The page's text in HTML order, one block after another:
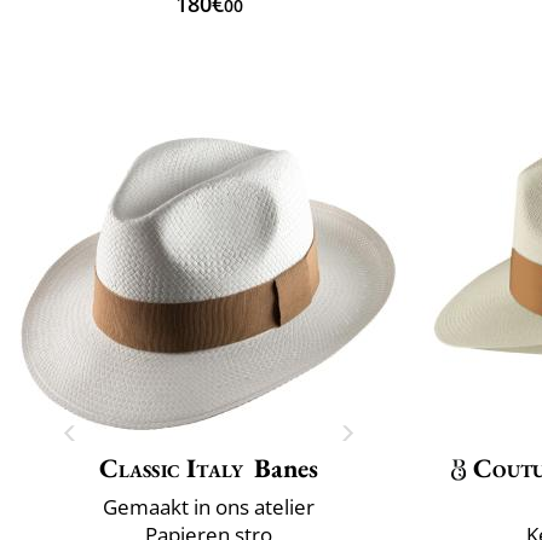
00
Classic Italy Banes
Gemaakt in ons atelier
Papieren stro